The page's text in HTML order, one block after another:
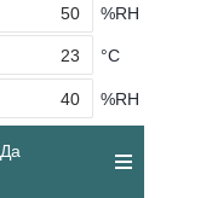
%RH
°C
%RH
Да